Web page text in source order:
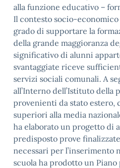
alla funzione educativo –
Il contesto socio-
grado di supportare la
della grande maggioranza
significativo di alunni
svantaggiate riceve
servizi sociali comunali. A
all’Interno dell’Istituto della
provenienti da stato estero,
superiori alla media
ha elaborato un progetto di
predisposto prove
necessari per l’inserimento
scuola ha prodotto un